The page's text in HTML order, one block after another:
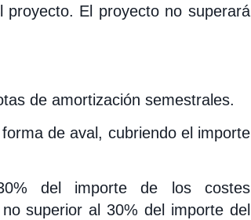
proyecto. El proyecto no superará
de amortización semestrales.
de aval, cubriendo el importe
del importe de los costes
superior al 30% del importe del